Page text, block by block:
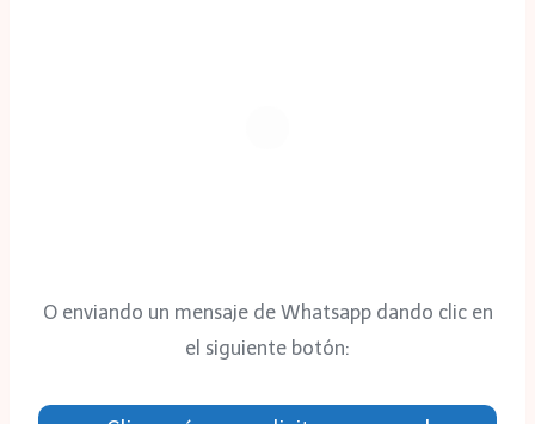
O enviando un mensaje de Whatsapp dando clic en
el siguiente botón: